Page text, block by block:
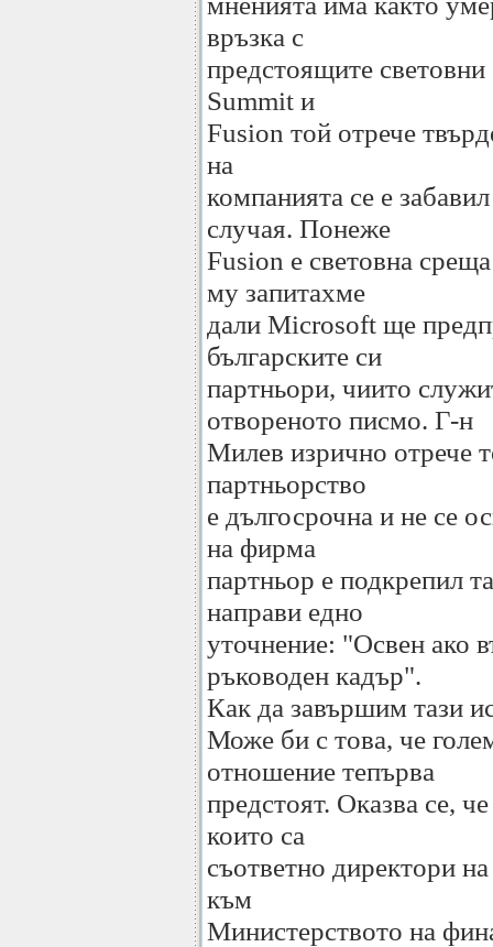
връзка с
предстоящите
Summit и
Fusion той отрече
на
компанията се е
случая. Понеже
Fusion е световна
му запитахме
дали Microsoft ще
българските си
партньори, чиито
отвореното писмо. Г-н
Милев изрично отрече
партньорство
е дългосрочна и не се
на фирма
партньор е подкрепил
направи едно
уточнение: "Освен ако
ръководен кадър".
Как да завършим тази
Може би с това, че
отношение тепърва
предстоят. Оказва се,
които са
съответно директори
към
Министерството на